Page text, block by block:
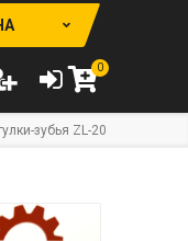
0
зубья ZL-20